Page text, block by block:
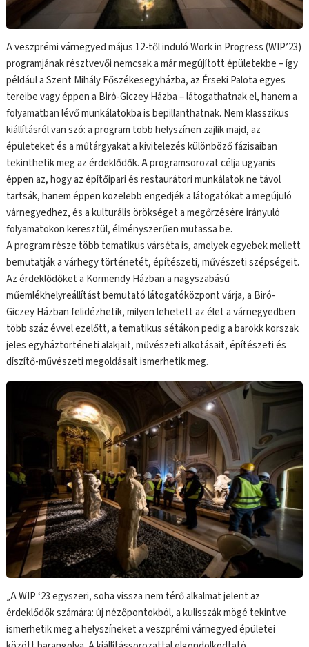
A veszprémi várnegyed május 12-től induló Work in Progress (WIP’23)
programjának résztvevői nemcsak a már megújított épületekbe – így
például a Szent Mihály Főszékesegyházba, az Érseki Palota egyes
tereibe vagy éppen a Biró-Giczey Házba – látogathatnak el, hanem a
folyamatban lévő munkálatokba is bepillanthatnak. Nem klasszikus
kiállításról van szó: a program több helyszínen zajlik majd, az
épületeket és a műtárgyakat a kivitelezés különböző fázisaiban
tekinthetik meg az érdeklődők. A programsorozat célja ugyanis
éppen az, hogy az építőipari és restaurátori munkálatok ne távol
tartsák, hanem éppen közelebb engedjék a látogatókat a megújuló
várnegyedhez, és a kulturális örökséget a megőrzésére irányuló
folyamatokon keresztül, élményszerűen mutassa be.
A program része több tematikus várséta is, amelyek egyebek mellett
bemutatják a várhegy történetét, építészeti, művészeti szépségeit.
Az érdeklődőket a Körmendy Házban a nagyszabású
műemlékhelyreállítást bemutató látogatóközpont várja, a Biró-
Giczey Házban felidézhetik, milyen lehetett az élet a várnegyedben
több száz évvel ezelőtt, a tematikus sétákon pedig a barokk korszak
jeles egyháztörténeti alakjait, művészeti alkotásait, építészeti és
díszítő-művészeti megoldásait ismerhetik meg.
„A WIP ‘23 egyszeri, soha vissza nem térő alkalmat jelent az
érdeklődők számára: új nézőpontokból, a kulisszák mögé tekintve
ismerhetik meg a helyszíneket a veszprémi várnegyed épületei